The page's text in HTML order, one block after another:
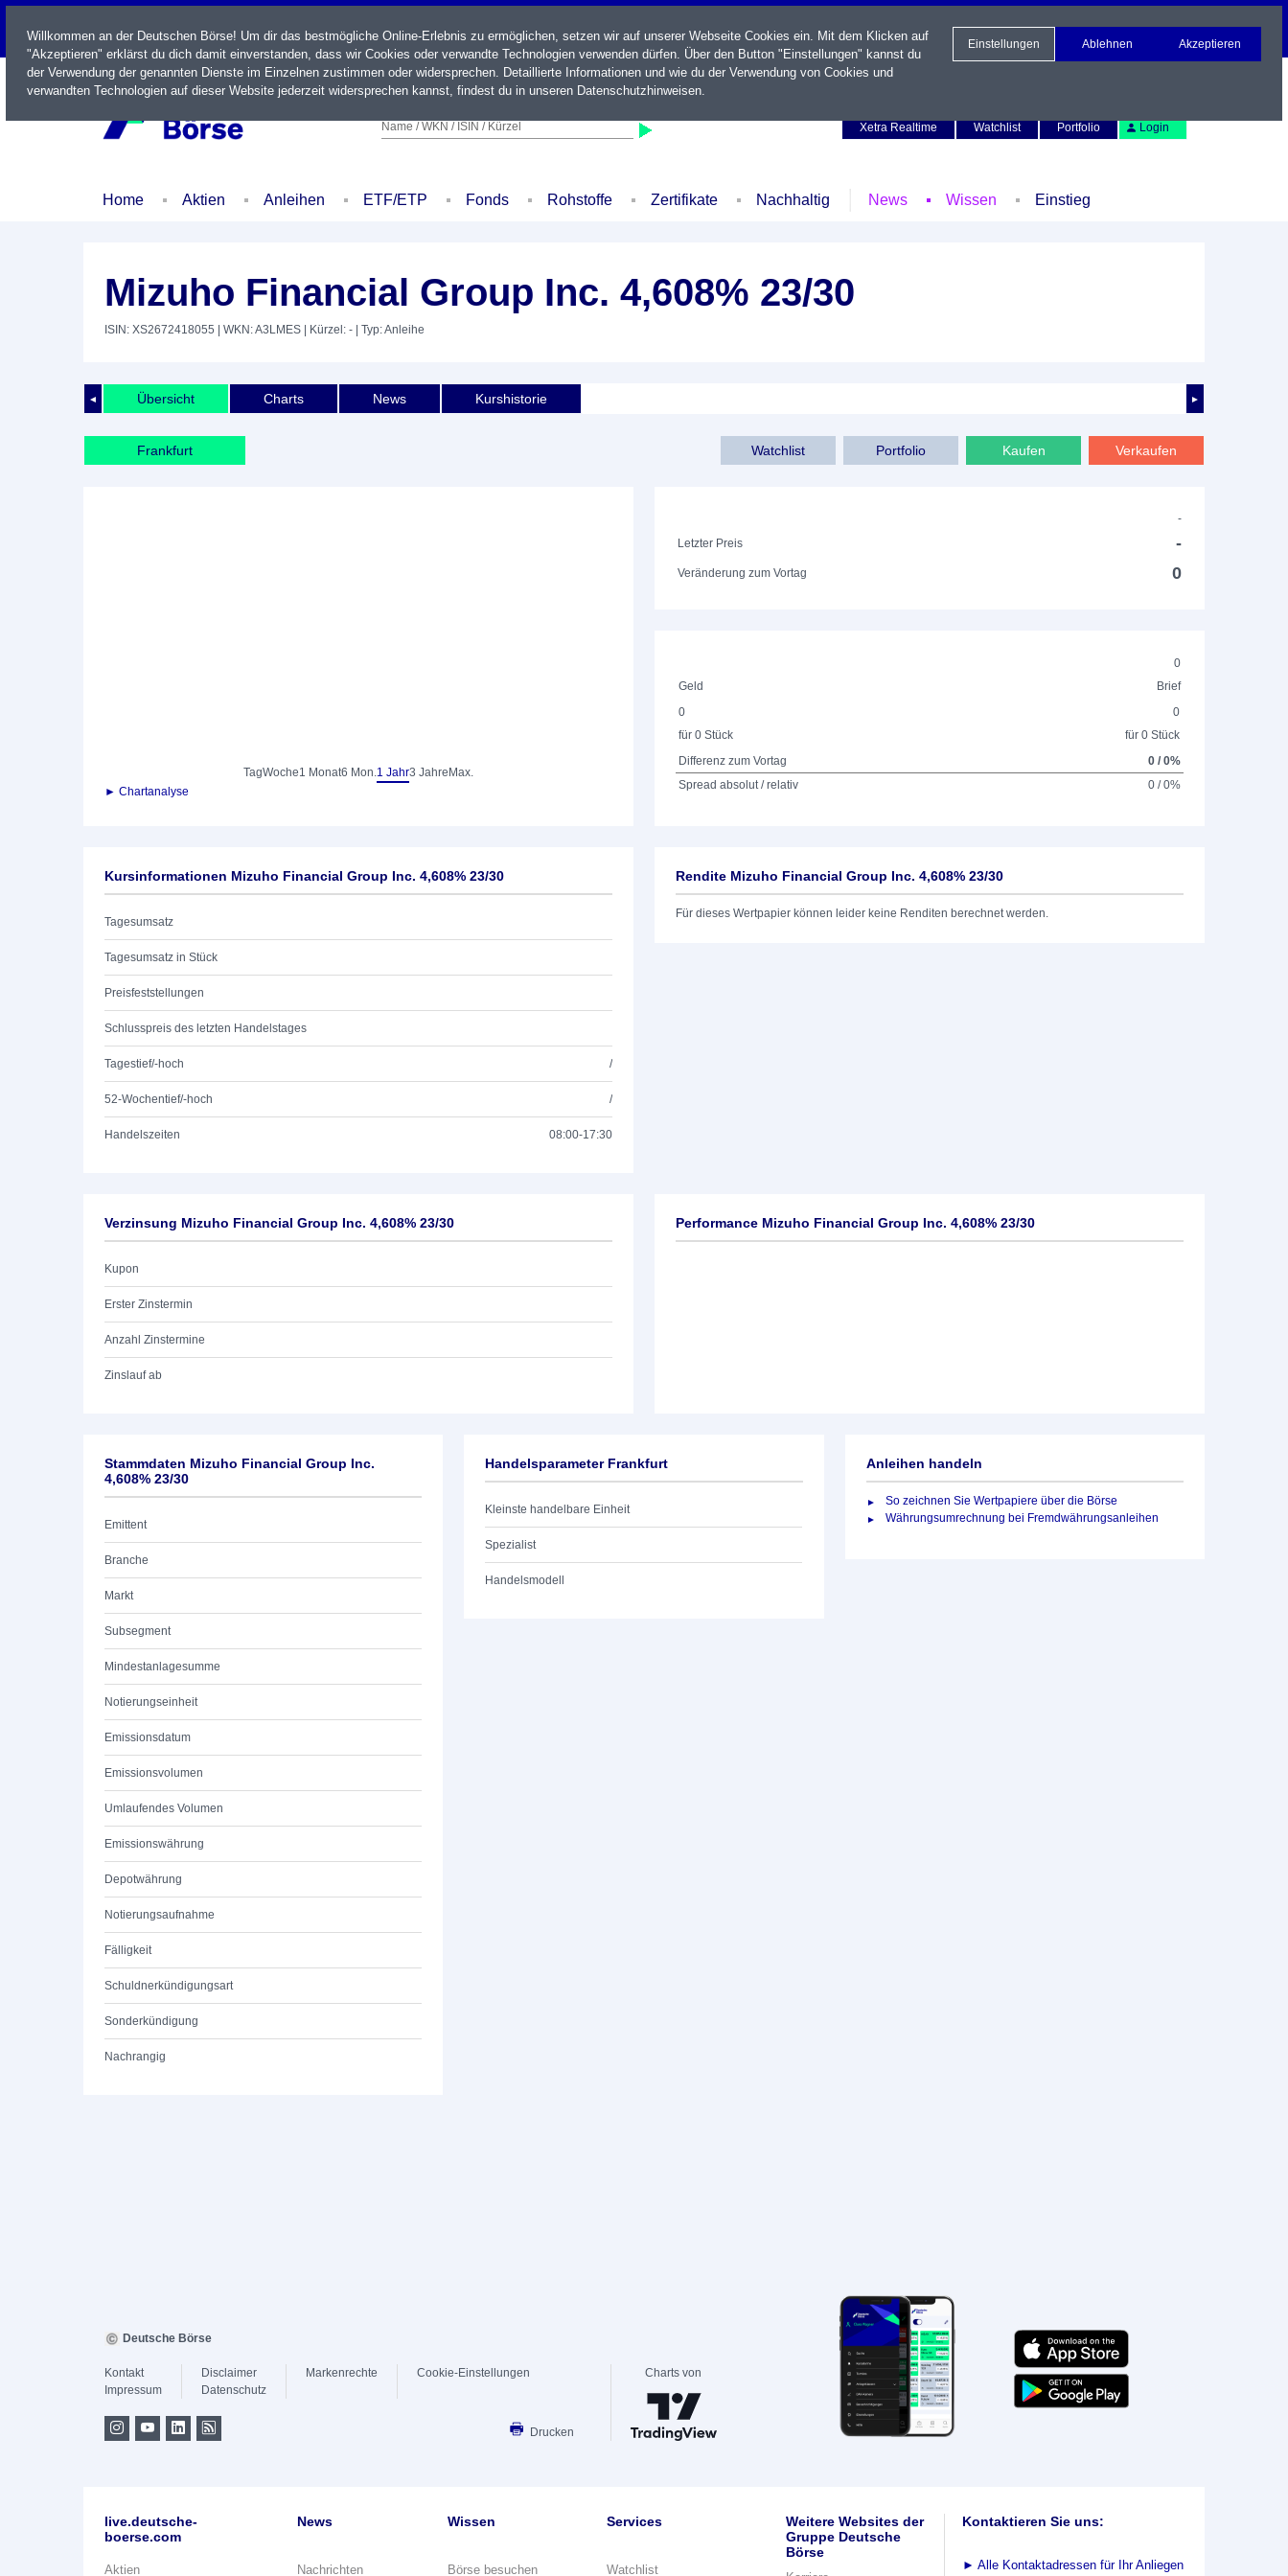
LIVE
Name / WKN / ISIN / Kürzel
Xetra Realtime
Watchlist Portfolio Login
Home Aktien Anleihen ETF/ETP Fonds Rohstoffe Zertifikate Nachhaltig News Wissen Einstieg
Mizuho Financial Group Inc. 4,608% 23/30
ISIN: XS2672418055 | WKN: A3LMES | Kürzel: - | Typ: Anleihe
◄ ►
Übersicht Charts News Kurshistorie
Frankfurt Verkaufen
Kaufen
Portfolio
Watchlist
TagWoche1 Monat6 Mon.1 Jahr3 Jahre Max.
► Chartanalyse
-
Letzter Preis
-
Veränderung zum Vortag 0
0
Geld
Brief
0
für 0 Stück
0
für 0 Stück
Differenz zum Vortag
0 / 0%
Spread absolut / relativ
0 / 0%
Kursinformationen Mizuho Financial Group Inc. 4,608% 23/30
Tagesumsatz
Tagesumsatz in Stück
Preisfeststellungen
Schlusspreis des letzten Handelstages
Tagestief/-hoch /
52-Wochentief/-hoch /
Handelszeiten 08:00-17:30
Rendite Mizuho Financial Group Inc. 4,608% 23/30
Für dieses Wertpapier können leider keine Renditen berechnet werden.
Verzinsung Mizuho Financial Group Inc. 4,608% 23/30
Kupon
Erster Zinstermin
Anzahl Zinstermine
Zinslauf ab
Performance Mizuho Financial Group Inc. 4,608% 23/30
Stammdaten Mizuho Financial Group Inc.
4,608% 23/30
Emittent
Branche
Markt
Subsegment
Mindestanlagesumme
Notierungseinheit
Emissionsdatum
Emissionsvolumen
Umlaufendes Volumen
Emissionswährung
Depotwährung
Notierungsaufnahme
Fälligkeit
Schuldnerkündigungsart
Sonderkündigung
Nachrangig
Handelsparameter Frankfurt
Kleinste handelbare Einheit
Spezialist
Handelsmodell
Anleihen handeln
So zeichnen Sie Wertpapiere über die Börse
Währungsumrechnung bei Fremdwährungsanleihen
Willkommen an der Deutschen Börse! Um dir das bestmögliche Online-Erlebnis zu ermöglichen, setzen wir auf unserer Webseite Cookies ein. Mit dem Klicken auf
"Akzeptieren" erklärst du dich damit einverstanden, dass wir Cookies oder verwandte Technologien verwenden dürfen. Über den Button "Einstellungen" kannst du
der Verwendung der genannten Dienste im Einzelnen zustimmen oder widersprechen. Detaillierte Informationen und wie du der Verwendung von Cookies und
verwandten Technologien auf dieser Website jederzeit widersprechen kannst, findest du in unseren Datenschutzhinweisen.
Einstellungen Ablehnen Akzeptieren
Deutsche Börse
Kontakt
Impressum
Disclaimer
Datenschutz
Markenrechte Cookie-Einstellungen
Drucken
Charts von
live.deutsche-
boerse.com
Aktien
News
Nachrichten
Wissen
Börse besuchen
Services
Watchlist
Weitere Websites der
Gruppe Deutsche
Börse
Kontaktieren Sie uns:
► Alle Kontaktadressen für Ihr Anliegen